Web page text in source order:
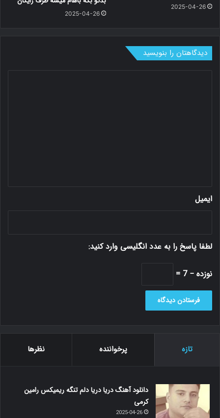
2025-04-26
2025-04-26
دیدگاهتان را بنویسید
ایمیل
لطفا پاسخ را به عدد انگلیسی وارد کنید:
نوزده − 7 =
تازه پرخواننده نظرها
دانلود آهنگ دریا دریا دلم تنگه ریمیکس رامین
کرمی
2025-04-26